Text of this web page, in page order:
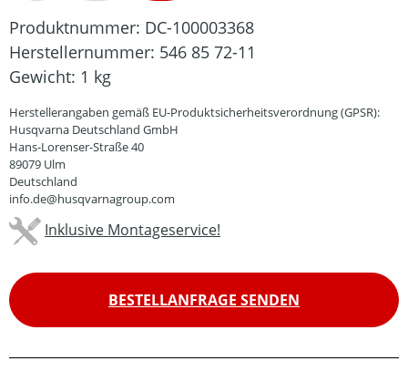
Produktnummer: DC-100003368
Herstellernummer: 546 85 72-11
Gewicht: 1 kg
Herstellerangaben gemäß EU-Produktsicherheitsverordnung (GPSR):
Husqvarna Deutschland GmbH
Hans-Lorenser-Straße 40
89079 Ulm
Deutschland
info.de@husqvarnagroup.com
Inklusive Montageservice!
BESTELLANFRAGE SENDEN